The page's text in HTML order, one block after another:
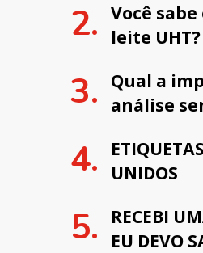
Você
leite UHT?
Qual a
análise
UNIDOS
RECEBI
EU DEVO